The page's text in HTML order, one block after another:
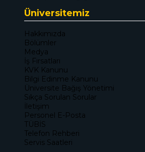
Üniversitemiz
Hakkımızda
Bölümler
Medya
İş Fırsatları
KVK Kanunu
Bilgi Edinme Kanunu
Üniversite Bağış Yönetimi
Sıkça Sorulan Sorular
İletişim
Personel E-Posta
TÜBİS
Telefon Rehberi
Servis Saatleri